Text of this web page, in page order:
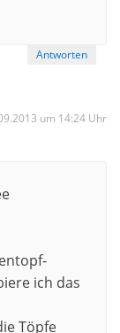
Antworten
um 14:24 Uhr
ich das
Töpfe